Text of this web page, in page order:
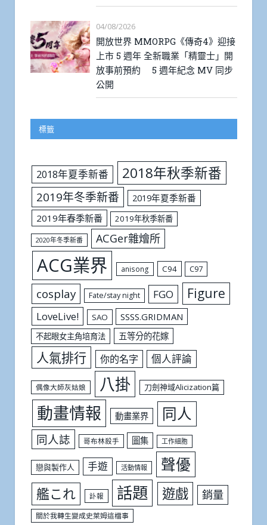
04/08/2026
開放世界 MMORPG《傳奇4》迎接
上市 5 週年 全新職業「精靈士」開
放事前預約 5 週年紀念 MV 同步
公開
標籤
2018年夏季新番 2018年秋季新番
2019年冬季新番
2019年夏季新番
2019年春季新番
2019年秋季新番
2020年冬季新番 ACGer雜燴所
ACG業界 anisong C94 C97
cosplay Fate/stay night FGO Figure
LoveLive! SAO SSSS.GRIDMAN
不起眼女主角培育法 五等分的花嫁
人氣排行 你的名字 個人評論
偶像大師灰姑娘 八掛 刀劍神域Alicization篇
動畫情報 動畫業界 同人
同人誌 哥布林殺手 圖集 工作細胞
戀與製作人 手遊 活動情報 聲優
艦これ 訃報 話題 遊戲 銷量
關於我轉生變成史萊姆這檔事